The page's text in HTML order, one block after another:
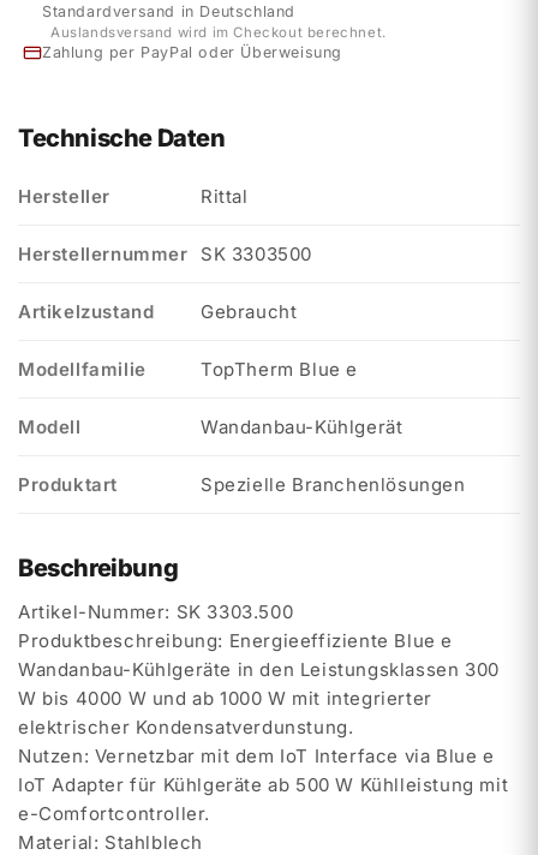
Standardversand in Deutschland
Auslandsversand wird im Checkout berechnet.
Zahlung per PayPal oder Überweisung
Technische Daten
Hersteller Rittal
Herstellernummer SK 3303500
Artikelzustand Gebraucht
Modellfamilie TopTherm Blue e
Modell Wandanbau-Kühlgerät
Produktart Spezielle Branchenlösungen
Beschreibung
Artikel-Nummer: SK 3303.500
Produktbeschreibung: Energieeffiziente Blue e
Wandanbau-Kühlgeräte in den Leistungsklassen 300
W bis 4000 W und ab 1000 W mit integrierter
elektrischer Kondensatverdunstung.
Nutzen: Vernetzbar mit dem IoT Interface via Blue e
IoT Adapter für Kühlgeräte ab 500 W Kühlleistung mit
e-Comfortcontroller.
Material: Stahlblech